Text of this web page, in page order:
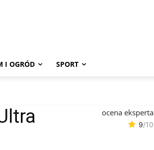
I OGRÓD SPORT
ocena eksperta
9/10